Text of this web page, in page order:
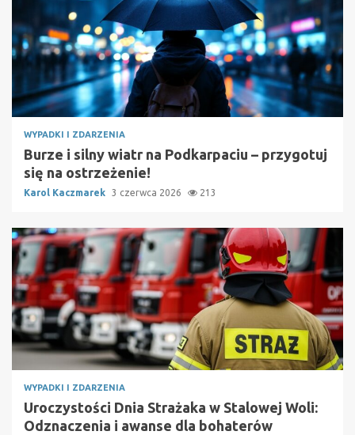
WYPADKI I ZDARZENIA
Burze i silny wiatr na Podkarpaciu – przygotuj
się na ostrzeżenie!
Karol Kaczmarek 3 czerwca 2026 213
WYPADKI I ZDARZENIA
Uroczystości Dnia Strażaka w Stalowej Woli:
Odznaczenia i awanse dla bohaterów